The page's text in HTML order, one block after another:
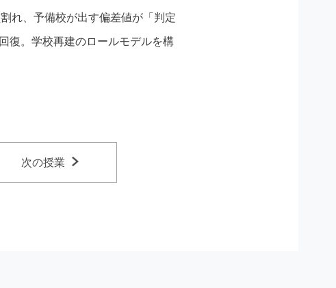
れ、予備校が出す偏差値が「判定
復。学校再建のロールモデルを構
次の授業